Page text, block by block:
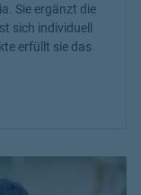
Sie ergänzt die
sich individuell
erfüllt sie das